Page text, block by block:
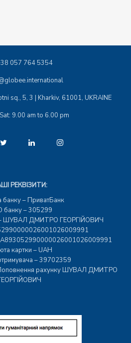
057 764 5354
sq., 5, 3 | Kharkiv, 61001, UKRAINE
9.00 am to 6.00 pm
РЕКВІЗИТИ:
банку – ПриватБанк
– 305299
– ШУВАЛ ДМИТРО ГЕОРГІЙОВИЧ
картки – UAH
– 39702359
рахунку ШУВАЛ ДМИТРО